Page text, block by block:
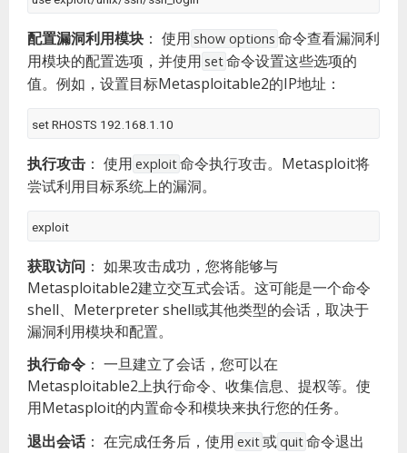
配置漏洞利用模块 ： 使用 show options 命令查看漏洞利
用模块的配置选项，并使用 set命令设置这些选项的
值。例如，设置目标Metasploitable2的IP地址：
set RHOSTS 192.168.1.10
执行攻击 ： 使用 exploit命令执行攻击。Metasploit将
尝试利用目标系统上的漏洞。
exploit
获取访问 ： 如果攻击成功，您将能够与
Metasploitable2建立交互式会话。这可能是一个命令
shell、Meterpreter shell或其他类型的会话，取决于
漏洞利用模块和配置。
执行命令 ： 一旦建立了会话，您可以在
Metasploitable2上执行命令、收集信息、提权等。使
用Metasploit的内置命令和模块来执行您的任务。
退出会话： 在完成任务后，使用 exit或quit命令退出